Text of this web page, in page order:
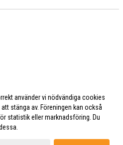
använder vi nödvändiga cookies
stänga av. Föreningen kan också
statistik eller marknadsföring. Du